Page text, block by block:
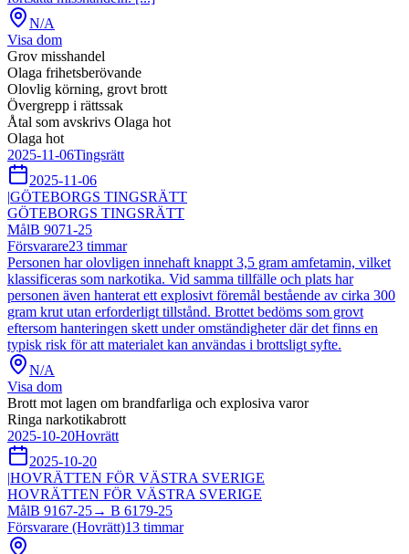
N/A
Visa dom
Grov misshandel
Olaga frihetsberövande
Olovlig körning, grovt brott
Övergrepp i rättssak
Åtal som avskrivs Olaga hot
Olaga hot
2025-11-06Tingsrätt
2025-11-06
|GÖTEBORGS TINGSRÄTT
GÖTEBORGS TINGSRÄTT
MålB 9071-25
Försvarare23 timmar
Personen har olovligen innehaft knappt 3,5 gram amfetamin, vilket
klassificeras som narkotika. Vid samma tillfälle och plats har
personen även hanterat ett explosivt föremål bestående av cirka 300
gram krut utan erforderligt tillstånd. Brottet bedöms som grovt
eftersom hanteringen skett under omständigheter där det finns en
typisk risk för att materialet kan användas i brottsligt syfte.
N/A
Visa dom
Brott mot lagen om brandfarliga och explosiva varor
Ringa narkotikabrott
2025-10-20Hovrätt
2025-10-20
|HOVRÄTTEN FÖR VÄSTRA SVERIGE
HOVRÄTTEN FÖR VÄSTRA SVERIGE
MålB 9167-25→ B 6179-25
Försvarare (Hovrätt)13 timmar